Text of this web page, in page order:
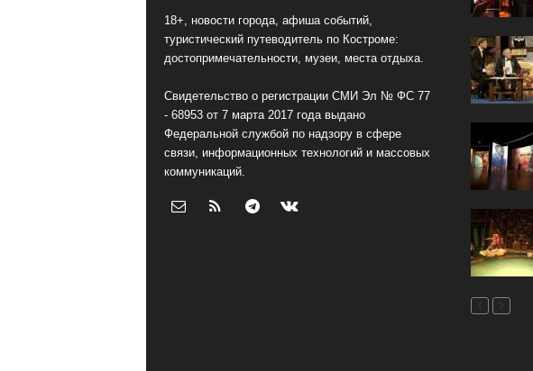
18+, новости города, афиша событий,
туристический путеводитель по Костроме:
достопримечательности, музеи, места отдыха.
Свидетельство о регистрации СМИ Эл № ФС 77
- 68953 от 7 марта 2017 года выдано
Федеральной службой по надзору в сфере
связи, информационных технологий и массовых
коммуникаций.